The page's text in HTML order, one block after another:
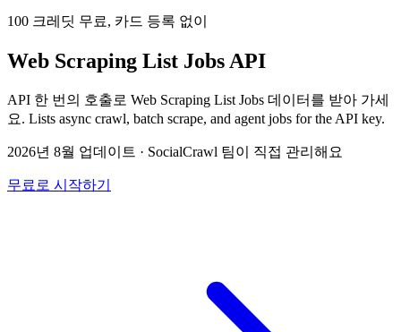
100 크레딧 무료, 카드 등록 없이
Web Scraping List Jobs API
API 한 번의 호출로 Web Scraping List Jobs 데이터를 받아 가세
요. Lists async crawl, batch scrape, and agent jobs for the API key.
2026년 8월 업데이트 · SocialCrawl 팀이 직접 관리해요
무료로 시작하기